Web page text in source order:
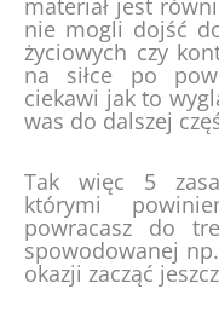
nie mogli dojść
życiowych czy
na siłce po
ciekawi jak to
was do dalszej
Tak więc 5
którymi
powracasz do
spowodowanej
okazji zacząć